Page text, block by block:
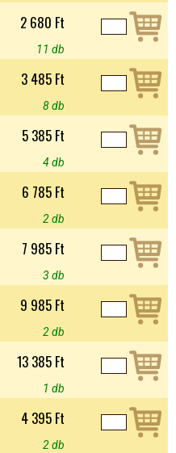
2 680 Ft
11 db
3 485 Ft
8 db
5 385 Ft
4 db
6 785 Ft
2 db
7 985 Ft
3 db
9 985 Ft
2 db
13 385 Ft
1 db
4 395 Ft
2 db